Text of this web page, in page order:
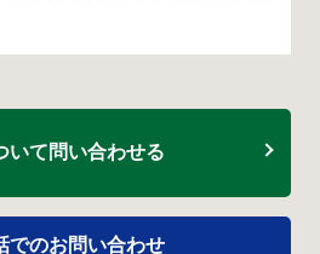
いて問い合わせる
でのお問い合わせ